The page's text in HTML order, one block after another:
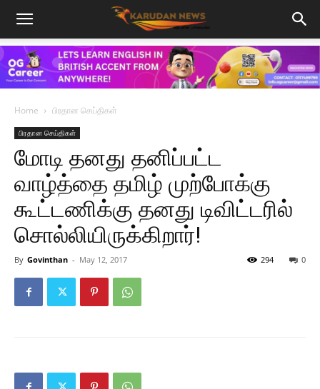
Home பிரதான செய்திகள்
பிரதான செய்திகள்
மோடி தனது தனிப்பட்ட
வாழ்த்தை தமிழ் முற்போக்கு
கூட்டணிக்கு தனது டிவிட்டரில்
சொல்லியிருக்கிறார்!
By Govinthan - May 12, 2017 0
294